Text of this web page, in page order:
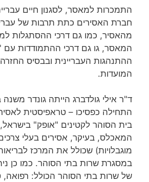
התמכרות למאסר, לסגנון חיים
חברת האסירים כתת תרבות של
מהאסיר, כמו גם דרכי ההסתגלות
המאסר, גו גם דרכי ההתמודדות
ההתנהגות העבריינית ובבסיס
המועדות.
ד"ר אילי גולדברג הייתה גונדר
התחילה כפסיכו – טראפיסטית
בית הסוהר לקטינים "אופק"
המאכלס, בעיקר, אסירים בעלי
מוגבלויות) שכולל את המרכז
במסגרת שרות בתי הסוהר. כמו כן
של שרות בתי הסוהר הכולל: רפואה,